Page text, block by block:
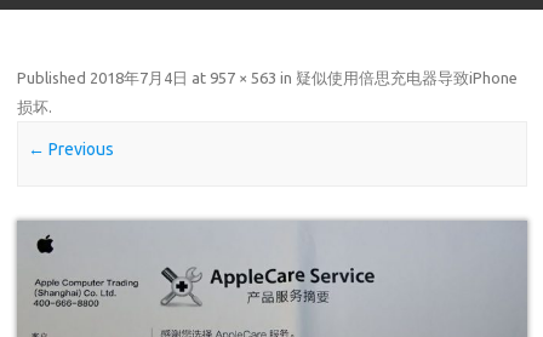
Published 2018年7月4日 at 957 × 563 in 疑似使用倍思充电器导致iPhone
损坏.
← Previous